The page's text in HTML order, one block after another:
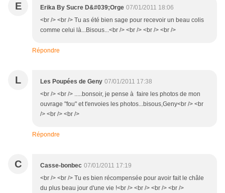
E Erika By Sucre D&#039;Orge 07/01/2011 18:06
<br /> <br /> Tu as été bien sage pour recevoir un beau colis
comme celui là...Bisous...<br /> <br /> <br /> <br />
Répondre
L Les Poupées de Geny 07/01/2011 17:38
<br /> <br /> .....bonsoir, je pense à faire les photos de mon
ouvrage "fou" et t'envoies les photos...bisous,Geny<br /> <br
/> <br /> <br />
Répondre
C Casse-bonbec 07/01/2011 17:19
<br /> <br /> Tu es bien récompensée pour avoir fait le châle
du plus beau jour d'une vie !<br /> <br /> <br /> <br />